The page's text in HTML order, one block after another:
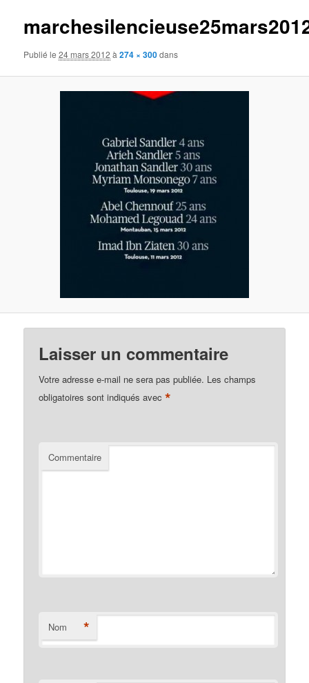
Publié le24 mars 2012 à274 × 300dans
Laisser un commentaire
Votre adresse e-mail ne sera pas publiée. Les champs
obligatoires sont indiqués avec*
Commentaire
Nom *